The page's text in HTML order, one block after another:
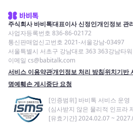
주식회사 바비톡대표이사 신정인개인정보 관
사업자등록번호 836-86-02172
통신판매업신고번호 2021-서울강남-03497
서울특별시 서초구 강남대로 363 363강남타
이메일 cs@babitalk.com
서비스 이용약관개인정보 처리 방침위치기반
명예훼손 게시중단 요청
[인증범위] 바비톡 서비스 운영
(심사받지 않은 물리적 인프라
[유효기간] 2024.02.07 ~